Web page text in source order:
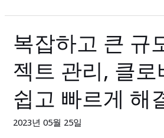
용
기
복잡하고 큰 규
젝트 관리, 클
쉽고 빠르게 해
2023년 05월 25일
복
잡
하
큰